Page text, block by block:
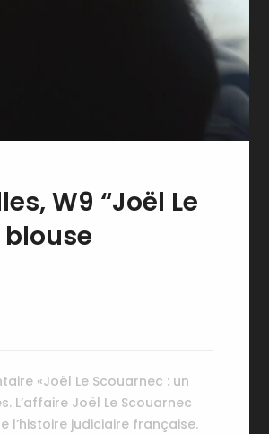
W9 “Joël Le
«Joël Le Scouarnec : un
L’affaire Joël Le Scouarnec
l’histoire judiciaire française.